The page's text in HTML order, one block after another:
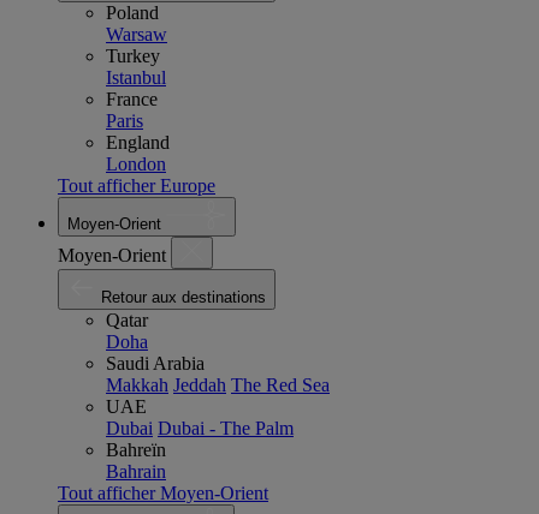
Poland
Warsaw
Turkey
Istanbul
France
Paris
England
London
Tout afficher Europe
Moyen-Orient
Moyen-Orient
Retour aux destinations
Qatar
Doha
Saudi Arabia
Makkah Jeddah The Red Sea
UAE
Dubai Dubai - The Palm
Bahreïn
Bahrain
Tout afficher Moyen-Orient